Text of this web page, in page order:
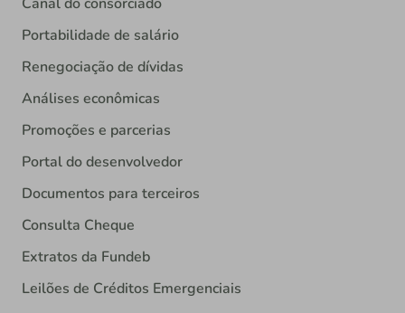
Portabilidade de salário
Renegociação de dívidas
Análises econômicas
Promoções e parcerias
Portal do desenvolvedor
Documentos para terceiros
Consulta Cheque
Extratos da Fundeb
Leilões de Créditos Emergenciais